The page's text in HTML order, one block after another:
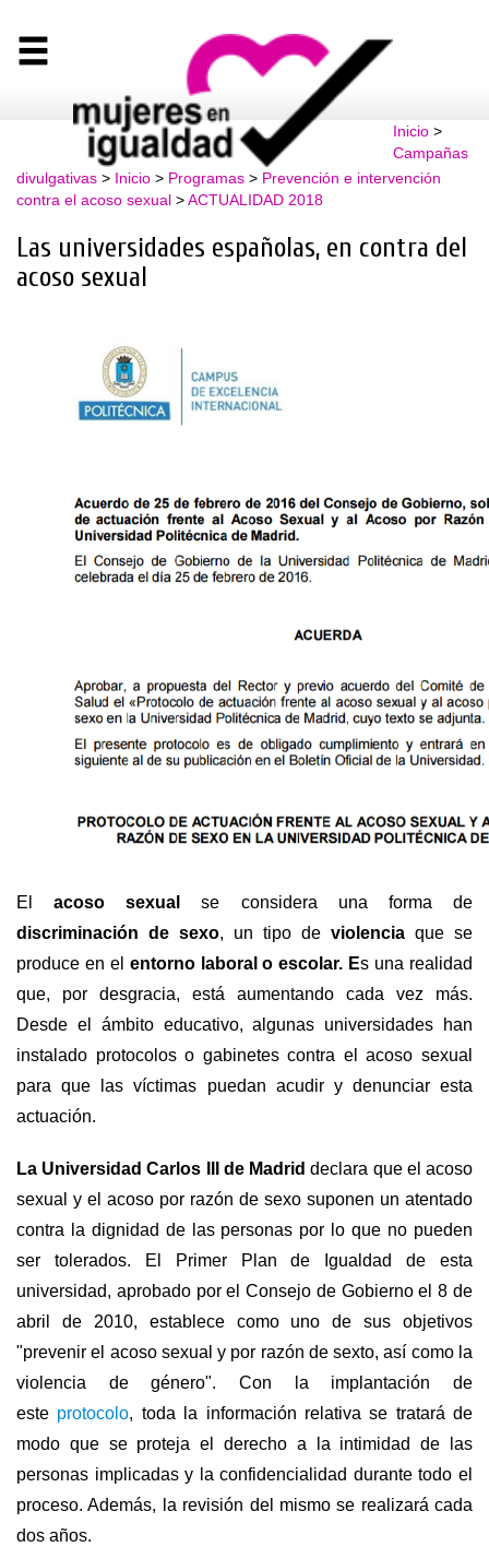
Inicio>
Campañas
divulgativas > Inicio > Programas > Prevención e intervención
contra el acoso sexual >ACTUALIDAD 2018
Las universidades españolas, en contra del
acoso sexual
Elacoso sexual
se considera una forma de
discriminación de sexo, un tipo de violencia que se
produce en el entorno laboral o escolar. Es una realidad
que, por desgracia, está aumentando cada vez más.
Desde el ámbito educativo, algunas universidades han
instalado protocolos o gabinetes contra el acoso sexual
para que las víctimas puedan acudir y denunciar esta
actuación.
La Universidad Carlos III de Madrid declara que el acoso
sexual y el acoso por razón de sexo suponen un atentado
contra la dignidad de las personas por lo que no pueden
ser tolerados. El Primer Plan de Igualdad de esta
universidad, aprobado por el Consejo de Gobierno el 8 de
abril de 2010, establece como uno de sus objetivos
"prevenir el acoso sexual y por razón de sexto, así como la
violencia de género". Con la implantación de
este protocolo, toda la información relativa se tratará de
modo que se proteja el derecho a la intimidad de las
personas implicadas y la confidencialidad durante todo el
proceso. Además, la revisión del mismo se realizará cada
dos años.